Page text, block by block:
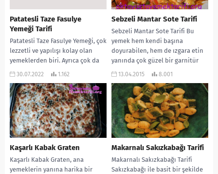
Patatesli Taze Fasulye
Yemeği Tarifi
Patatesli Taze Fasulye Yemeği, çok
lezzetli ve yapılışı kolay olan
yemeklerden biri. Ayrıca çok da
hafif oluyor. Aynı zamanda da...
30.07.2022 1.162
Sebzeli Mantar Sote Tarifi
Sebzeli Mantar Sote Tarifi Bu
yemek hem kendi başına
doyurabilen, hem de ızgara etin
yanında çok güzel bir garnitür
olan...
13.04.2015 8.001
Kaşarlı Kabak Graten
Kaşarlı Kabak Graten, ana
yemeklerin yanına harika bir
Makarnalı Sakızkabağı Tarifi
Makarnalı Sakızkabağı Tarifi
Sakızkabağı ile basit bir şekilde